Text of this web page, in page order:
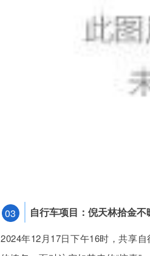
03 自行车项目：倪天林拾金不
2024年12月17日下午16时，共享